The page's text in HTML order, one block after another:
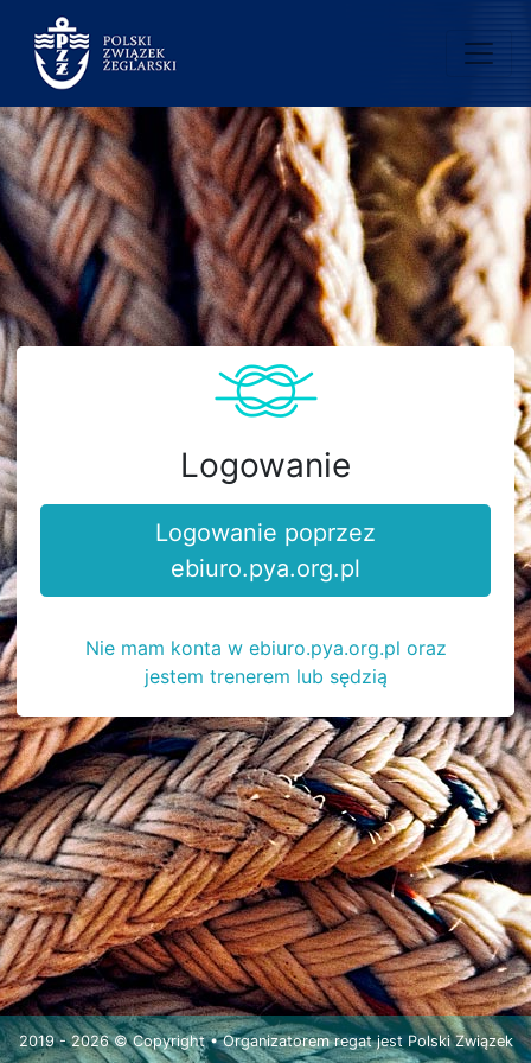
Logowanie
Logowanie poprzez
ebiuro.pya.org.pl
Nie mam konta w ebiuro.pya.org.pl oraz
jestem trenerem lub sędzią
2019 - 2026 © Copyright • Organizatorem regat jest Polski Związek